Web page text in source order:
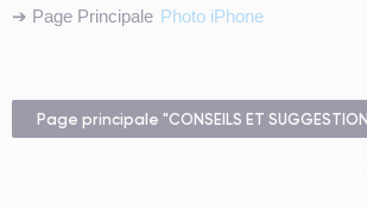
➔ Page Principale Photo iPhone
Page principale "CONSEILS ET